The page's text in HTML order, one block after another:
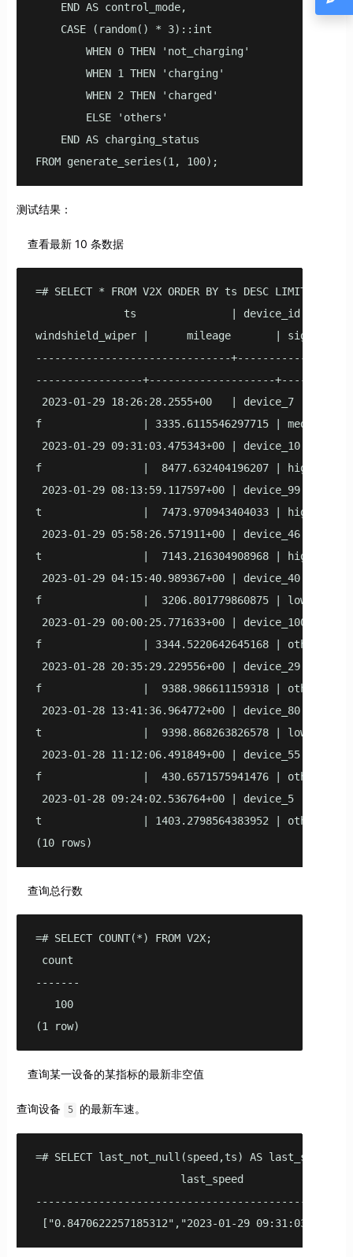
    END AS control_mode,
    CASE (random() * 3)::int
        WHEN 0 THEN 'not_charging'
        WHEN 1 THEN 'charging'
        WHEN 2 THEN 'charged'
        ELSE 'others'
    END AS charging_status
FROM generate_series(1, 100);
测试结果：
查看最新 10 条数据
=# SELECT * FROM V2X ORDER BY ts DESC LIMIT 10;
ts               | device_id  |
windshield_wiper |      mileage       |
-------------------------------+------------
-----------------+--------------------
2023-01-29 18:26:28.2555+00   | device_7
f                | 3335.6115546297715 |
2023-01-29 09:31:03.475343+00 |
f                |  8477.632404196207 | high
2023-01-29 08:13:59.117597+00 |
t                |  7473.970943404033 | high
2023-01-29 05:58:26.571911+00 |
t                |  7143.216304908968 | high
2023-01-29 04:15:40.989367+00 |
f                |  3206.801779860875 | low
2023-01-29 00:00:25.771633+00 |
f                | 3344.5220642645168 |
2023-01-28 20:35:29.229556+00 |
f                |  9388.986611159318 |
2023-01-28 13:41:36.964772+00 |
t                |  9398.868263826578 | low
2023-01-28 11:12:06.491849+00 |
f                |  430.6571575941476 |
2023-01-28 09:24:02.536764+00 | device_5
t                | 1403.2798564383952 |
(10 rows)
查询总行数
=# SELECT COUNT(*) FROM V2X;
count
-------
   100
(1 row)
查询某一设备的某指标的最新非空值
查询设备 5 的最新车速。
=# SELECT last_not_null(speed,ts) AS last_speed
["0.8470622257185312","2023-01-29